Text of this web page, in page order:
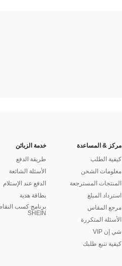
مركز & المساعدة
كيفية الطلب
معلومات الشحن
المنتجات المسترجعة
استرداد المبلغ
مرجع المقاس
الأسئلة المتكررة
شي إن VIP
كيفية تتبع طلبك
خدمة الزبائن
طريقة الدفع
الأسئلة الشائعة
الدفع عند الإستلام
بطاقة هدية
برنامج كسب
SHEIN